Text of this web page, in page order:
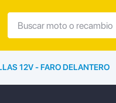
12V - FARO DELANTERO